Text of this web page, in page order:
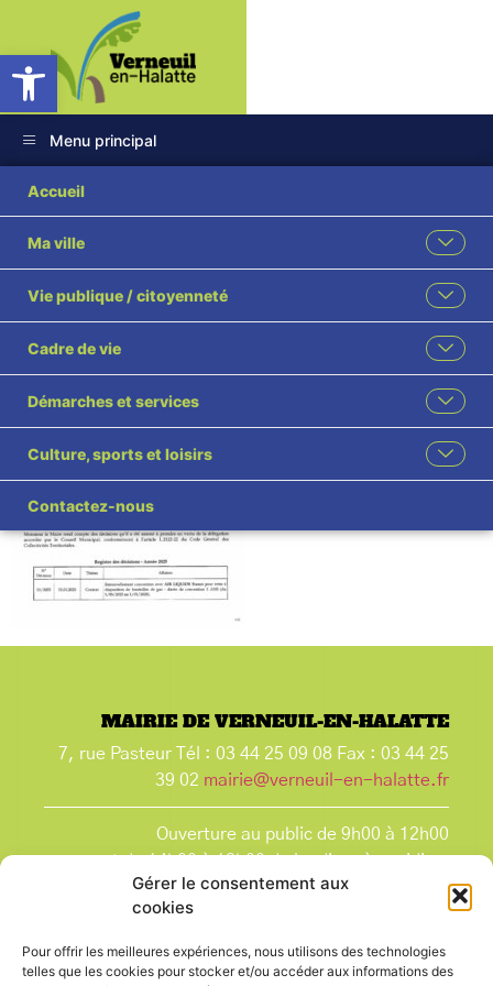
Ouvrir la barre d’outils
Gérer le consentement aux
cookies
Pour offrir les meilleures expériences, nous utilisons des technologies
telles que les cookies pour stocker et/ou accéder aux informations des
Menu principal
Accueil
Ma ville
Vie publique / citoyenneté
Cadre de vie
Démarches et services
Culture, sports et loisirs
Contactez-nous
COMPTE RENDU 03
02 2025 Approuvé
MAIRIE DE VERNEUIL-EN-HALATTE
7, rue Pasteur Tél : 03 44 25 09 08 Fax : 03 44 25
39 02 mairie@verneuil-en-halatte.fr
Ouverture au public de 9h00 à 12h00
et de 14h00 à 18h00 du lundi après-midi au
vendredi,
et le samedi de 9h00 à 12h00.
que les jours fériés.